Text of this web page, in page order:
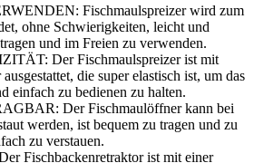
Fischmaulspreizer wird zum
ohne Schwierigkeiten, leicht und
und im Freien zu verwenden.
Der Fischmaulspreizer ist mit
die super elastisch ist, um das
einfach zu bedienen zu halten.
Der Fischmaulöffner kann bei
werden, ist bequem zu tragen und zu
zu verstauen.
Fischbackenretraktor ist mit einer